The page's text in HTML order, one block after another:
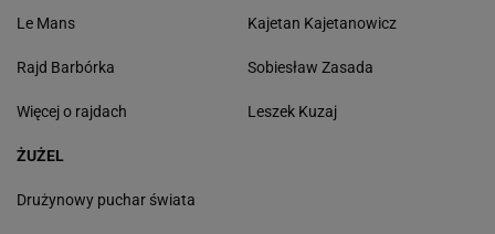
Le Mans
Rajd Barbórka
Więcej o rajdach
Kajetan Kajetanowicz
Sobiesław Zasada
Leszek Kuzaj
ŻUŻEL
Drużynowy puchar świata